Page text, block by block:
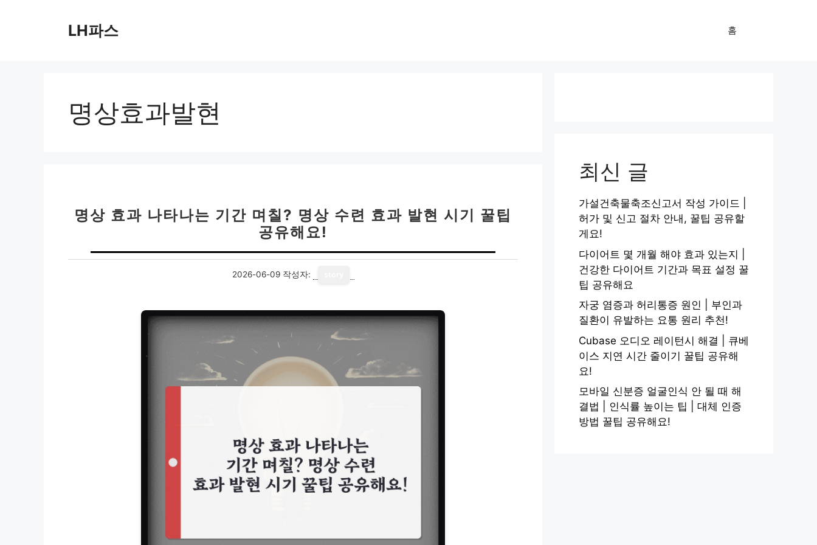
LH파스 홈
명상효과발현
명상 효과 나타나는 기간 며칠? 명상 수련 효과 발현 시기 꿀팁
공유해요!
2026-06-09 작성자:
최신 글
가설건축물축조신고서 작성 가이드 |
허가 및 신고 절차 안내, 꿀팁 공유할
게요!
다이어트 몇 개월 해야 효과 있는지 |
건강한 다이어트 기간과 목표 설정 꿀
팁 공유해요
자궁 염증과 허리통증 원인 | 부인과
질환이 유발하는 요통 원리 추천!
Cubase 오디오 레이턴시 해결 | 큐베
이스 지연 시간 줄이기 꿀팁 공유해
요!
모바일 신분증 얼굴인식 안 될 때 해
결법 | 인식률 높이는 팁 | 대체 인증
방법 꿀팁 공유해요!